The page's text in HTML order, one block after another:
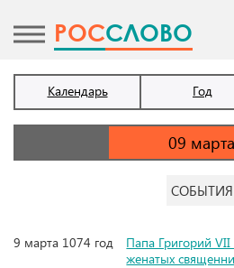
POCСЛОВО
Календарь Год
СОБЫТИЯ
9 марта 1074 год
Папа Григорий VII
женатых